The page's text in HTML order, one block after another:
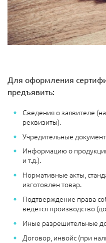
Для оформления
предъявить:
Сведения о заявителе
реквизиты).
Учредительные
Информацию о
и т.д.).
Нормативные акты,
изготовлен товар.
Подтверждение права
ведется производство
Иные разрешительные
Договор, инвойс (при